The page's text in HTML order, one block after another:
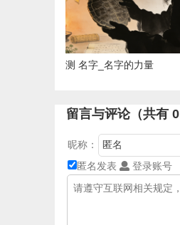
测 名字_名字的力量
留言与评论（共有 0
昵称：
匿名发表
登录账号